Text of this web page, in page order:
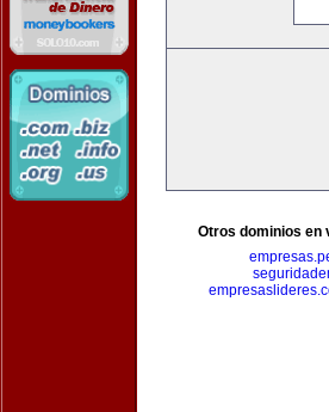
Otros dominios en